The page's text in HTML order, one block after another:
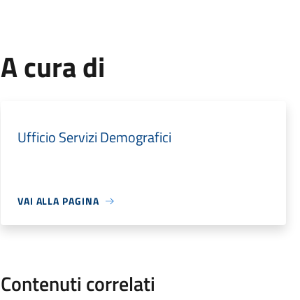
A cura di
Ufficio Servizi Demografici
VAI ALLA PAGINA
Contenuti correlati